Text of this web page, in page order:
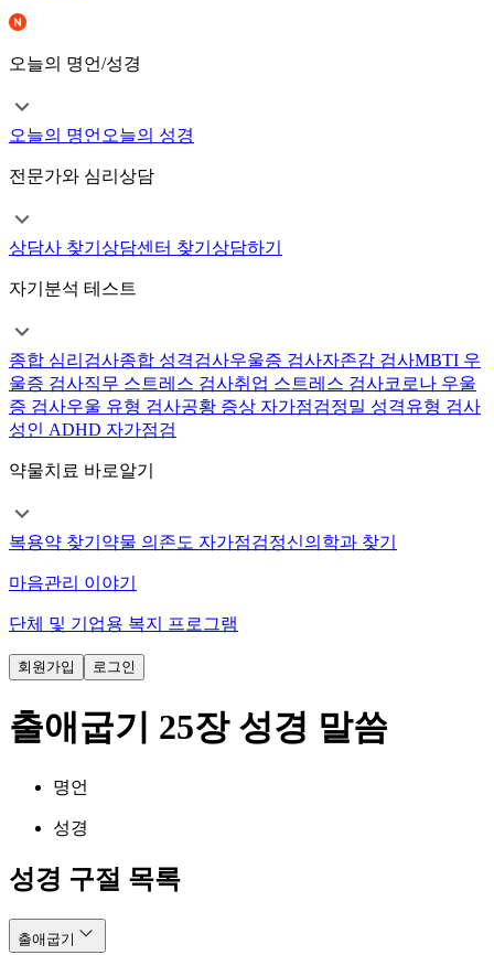
오늘의 명언/성경
오늘의 명언 오늘의 성경
전문가와 심리상담
상담사 찾기 상담센터 찾기 상담하기
자기분석 테스트
종합 심리검사종합 성격검사우울증 검사자존감 검사MBTI 우
울증 검사직무 스트레스 검사취업 스트레스 검사코로나 우울
증 검사우울 유형 검사공황 증상 자가점검정밀 성격유형 검사
성인 ADHD 자가점검
약물치료 바로알기
복용약 찾기 약물 의존도 자가점검정신의학과 찾기
마음관리 이야기
단체 및 기업용 복지 프로그램
회원가입 로그인
출애굽기 25장 성경 말씀
명언
성경
성경 구절 목록
출애굽기